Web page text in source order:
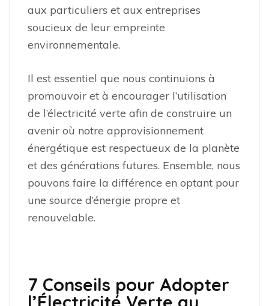
aux particuliers et aux entreprises
soucieux de leur empreinte
environnementale.
Il est essentiel que nous continuions à
promouvoir et à encourager l’utilisation
de l’électricité verte afin de construire un
avenir où notre approvisionnement
énergétique est respectueux de la planète
et des générations futures. Ensemble, nous
pouvons faire la différence en optant pour
une source d’énergie propre et
renouvelable.
7 Conseils pour Adopter